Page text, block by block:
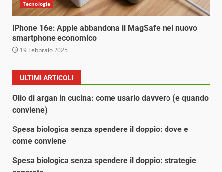
Tecnologia
iPhone 16e: Apple abbandona il MagSafe nel nuovo
smartphone economico
19 Febbraio 2025
ULTIMI ARTICOLI
Olio di argan in cucina: come usarlo davvero (e quando
conviene)
Spesa biologica senza spendere il doppio: dove e
come conviene
Spesa biologica senza spendere il doppio: strategie